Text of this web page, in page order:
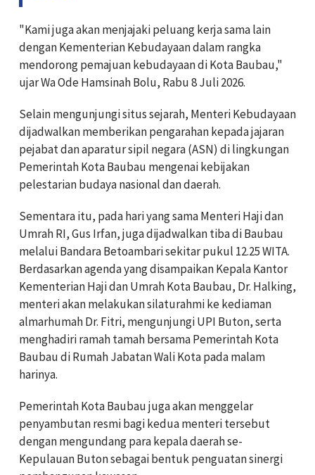
"Kami juga akan menjajaki peluang kerja sama lain
dengan Kementerian Kebudayaan dalam rangka
mendorong pemajuan kebudayaan di Kota Baubau,"
ujar Wa Ode Hamsinah Bolu, Rabu 8 Juli 2026.
Selain mengunjungi situs sejarah, Menteri Kebudayaan
dijadwalkan memberikan pengarahan kepada jajaran
pejabat dan aparatur sipil negara (ASN) di lingkungan
Pemerintah Kota Baubau mengenai kebijakan
pelestarian budaya nasional dan daerah.
Sementara itu, pada hari yang sama Menteri Haji dan
Umrah RI, Gus Irfan, juga dijadwalkan tiba di Baubau
melalui Bandara Betoambari sekitar pukul 12.25 WITA.
Berdasarkan agenda yang disampaikan Kepala Kantor
Kementerian Haji dan Umrah Kota Baubau, Dr. Halking,
menteri akan melakukan silaturahmi ke kediaman
almarhumah Dr. Fitri, mengunjungi UPI Buton, serta
menghadiri ramah tamah bersama Pemerintah Kota
Baubau di Rumah Jabatan Wali Kota pada malam
harinya.
Pemerintah Kota Baubau juga akan menggelar
penyambutan resmi bagi kedua menteri tersebut
dengan mengundang para kepala daerah se-
Kepulauan Buton sebagai bentuk penguatan sinergi